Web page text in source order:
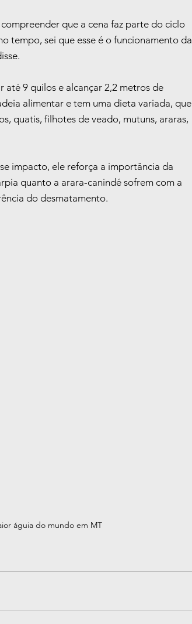
que a cena faz parte do ciclo
tempo, sei que esse é o funcionamento da
9 quilos e alcançar 2,2 metros de
alimentar e tem uma dieta variada, que
quatis, filhotes de veado, mutuns, araras,
impacto, ele reforça a importância da
quanto a arara-canindé sofrem com a
do desmatamento.
águia do mundo em MT